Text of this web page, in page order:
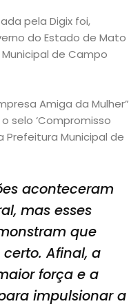
pela Digix foi,
do Estado de Mato
de Campo
Amiga da Mulher”
selo ‘Compromisso
Prefeitura Municipal de
aconteceram
mas esses
que
Afinal, a
força e a
impulsionar a